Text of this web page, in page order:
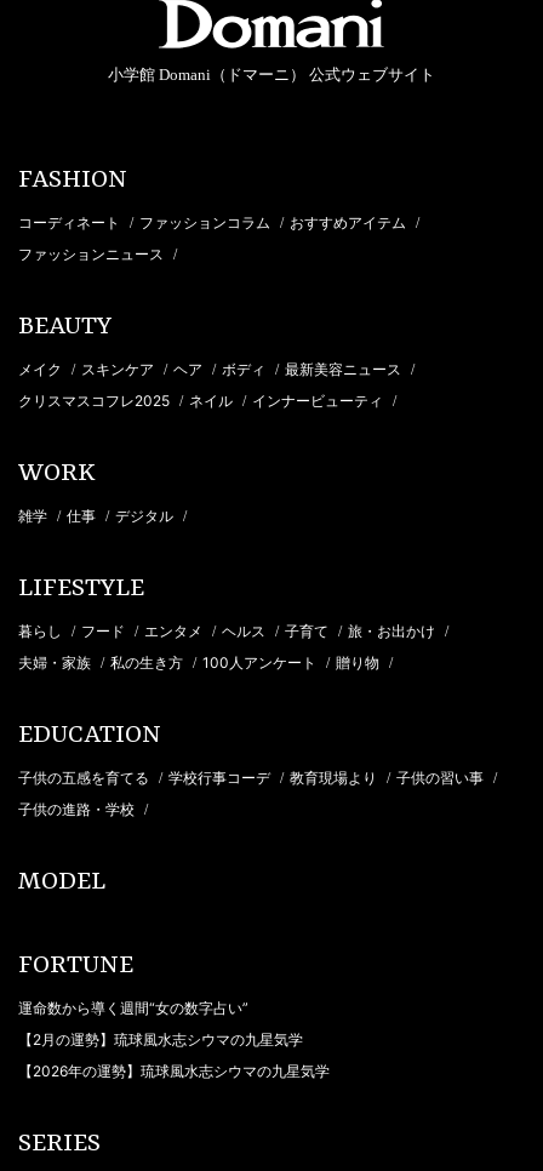
小学館 Domani（ドマーニ） 公式ウェブサイト
FASHION
コーディネート / ファッションコラム / おすすめアイテム /
ファッションニュース /
BEAUTY
メイク / スキンケア / ヘア / ボディ / 最新美容ニュース /
クリスマスコフレ2025 / ネイル / インナービューティ /
WORK
雑学 / 仕事 / デジタル /
LIFESTYLE
暮らし / フード / エンタメ / ヘルス / 子育て / 旅・お出かけ /
夫婦・家族 / 私の生き方 / 100人アンケート / 贈り物 /
EDUCATION
子供の五感を育てる / 学校行事コーデ / 教育現場より / 子供の習い事 /
子供の進路・学校 /
MODEL
FORTUNE
運命数から導く週間“女の数字占い”
【2月の運勢】琉球風水志シウマの九星気学
【2026年の運勢】琉球風水志シウマの九星気学
SERIES